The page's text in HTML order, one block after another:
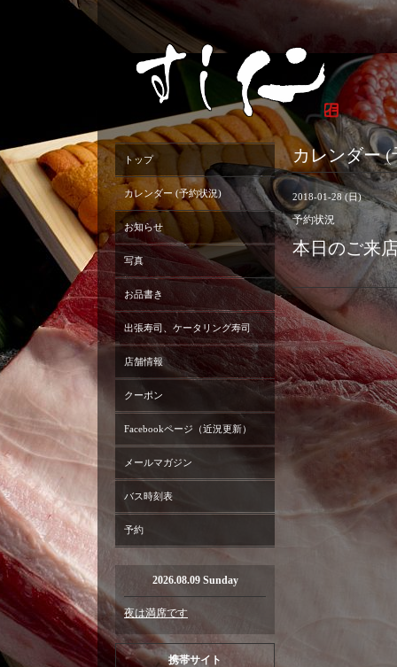
カレンダー
2018-01-28 (日)
予約状況
本日のご来
トップ
カレンダー (予約状況)
お知らせ
写真
お品書き
出張寿司、ケータリング寿司
店舗情報
クーポン
Facebookページ（近況更新）
メールマガジン
バス時刻表
予約
2026.08.09 Sunday
夜は満席です
携帯サイト